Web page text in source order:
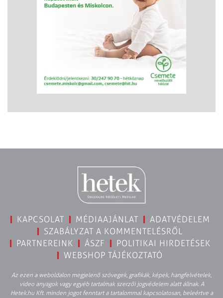
KAPCSOLAT MÉDIAAJÁNLAT
ADATVÉDELEM
SZABÁLYZAT A KOMMENTELÉSRŐL
PARTNEREINK
ÁSZF
POLITIKAI HIRDETÉSEK
WEBSHOP TÁJÉKOZTATÓ
Az ezen a weboldalon megjelenő szövegek, grafikák, képek, hangfelvételek,
video anyagok vagy egyéb tartalmak szerzői jogvédelem alatt állnak. A
Hetek.hu Kft. minden jogot fenntart a tartalommal kapcsolatosan, beleértve a